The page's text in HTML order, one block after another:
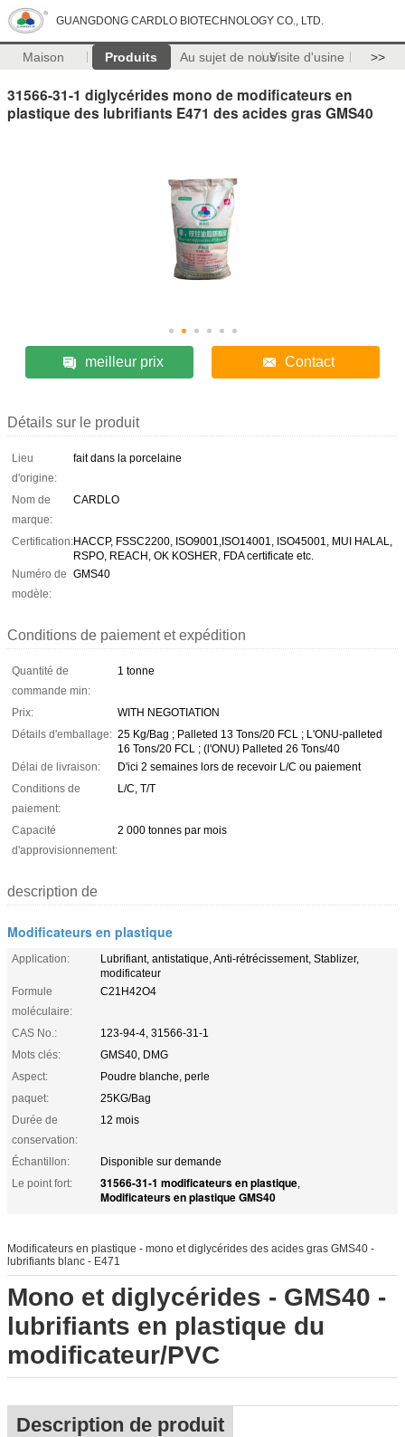
GUANGDONG CARDLO BIOTECHNOLOGY CO., LTD.
Maison Produits Au sujet de nousVisite d'usine >>
31566-31-1 diglycérides mono de modificateurs en
plastique des lubrifiants E471 des acides gras GMS40
meilleur prix Contact
Détails sur le produit
Lieu
d'origine:
fait dans la porcelaine
Nom de
marque:
CARDLO
Certification:HACCP, FSSC2200, ISO9001,ISO14001, ISO45001, MUI HALAL,
RSPO, REACH, OK KOSHER, FDA certificate etc.
Numéro de
modèle:
GMS40
Conditions de paiement et expédition
Quantité de
commande min:
1 tonne
Prix:
WITH NEGOTIATION
Détails d'emballage: 25 Kg/Bag ; Palleted 13 Tons/20 FCL ; L'ONU-palleted
16 Tons/20 FCL ; (l'ONU) Palleted 26 Tons/40
Délai de livraison:
D'ici 2 semaines lors de recevoir L/C ou paiement
Conditions de
paiement:
L/C, T/T
Capacité
d'approvisionnement:
2 000 tonnes par mois
description de
Modificateurs en plastique
Application:
Lubrifiant, antistatique, Anti-rétrécissement, Stablizer,
modificateur
Formule
moléculaire:
C21H42O4
CAS No.:
123-94-4, 31566-31-1
Mots clés:
GMS40, DMG
Aspect:
Poudre blanche, perle
paquet:
25KG/Bag
Durée de
conservation:
12 mois
Échantillon:
Disponible sur demande
Le point fort:
31566-31-1 modificateurs en plastique,
Modificateurs en plastique GMS40
Modificateurs en plastique - mono et diglycérides des acides gras GMS40 -
lubrifiants blanc - E471
Mono et diglycérides - GMS40 -
lubrifiants en plastique du
modificateur/PVC
Description de produit